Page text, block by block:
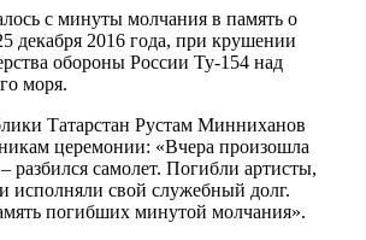
с минуты молчания в память о
декабря 2016 года, при крушении
обороны России Ту-154 над
моря.
Татарстан Рустам Минниханов
церемонии: «Вчера произошла
разбился самолет. Погибли артисты,
исполняли свой служебный долг.
погибших минутой молчания».